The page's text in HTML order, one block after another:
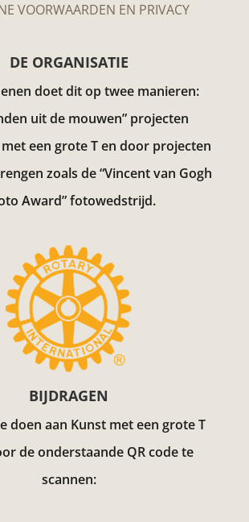
VOORWAARDEN EN PRIVACY
DE ORGANISATIE
doet dit op twee manieren:
uit de mouwen” projecten
met een grote T en door projecten
zoals de “Vincent van Gogh
Award” fotowedstrijd.
BIJDRAGEN
doen aan Kunst met een grote T
de onderstaande QR code te
scannen: